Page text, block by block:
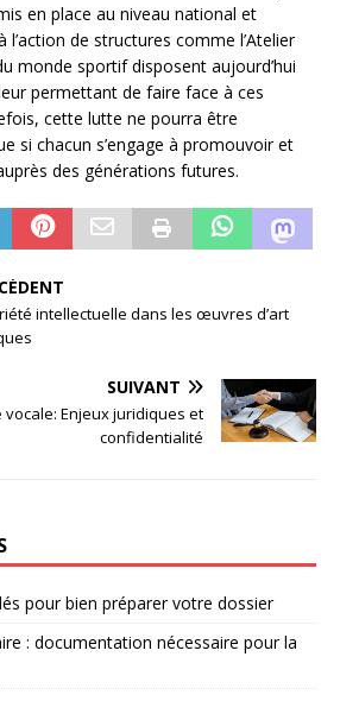
en place au niveau national et
l’action de structures comme l’Atelier
monde sportif disposent aujourd’hui
permettant de faire face à ces
cette lutte ne pourra être
si chacun s’engage à promouvoir et
des générations futures.
intellectuelle dans les œuvres d’art
SUIVANT
vocale: Enjeux juridiques et
confidentialité
pour bien préparer votre dossier
: documentation nécessaire pour la